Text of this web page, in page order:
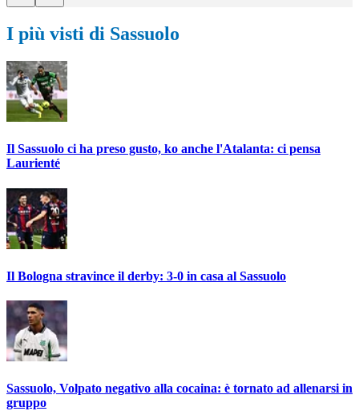
I più visti di Sassuolo
Il Sassuolo ci ha preso gusto, ko anche l'Atalanta: ci pensa
Laurienté
Il Bologna stravince il derby: 3-0 in casa al Sassuolo
Sassuolo, Volpato negativo alla cocaina: è tornato ad allenarsi in
gruppo